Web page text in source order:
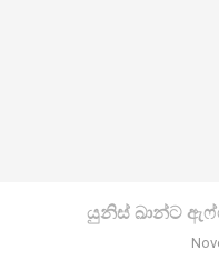
යුනිස් ඛාන්ට